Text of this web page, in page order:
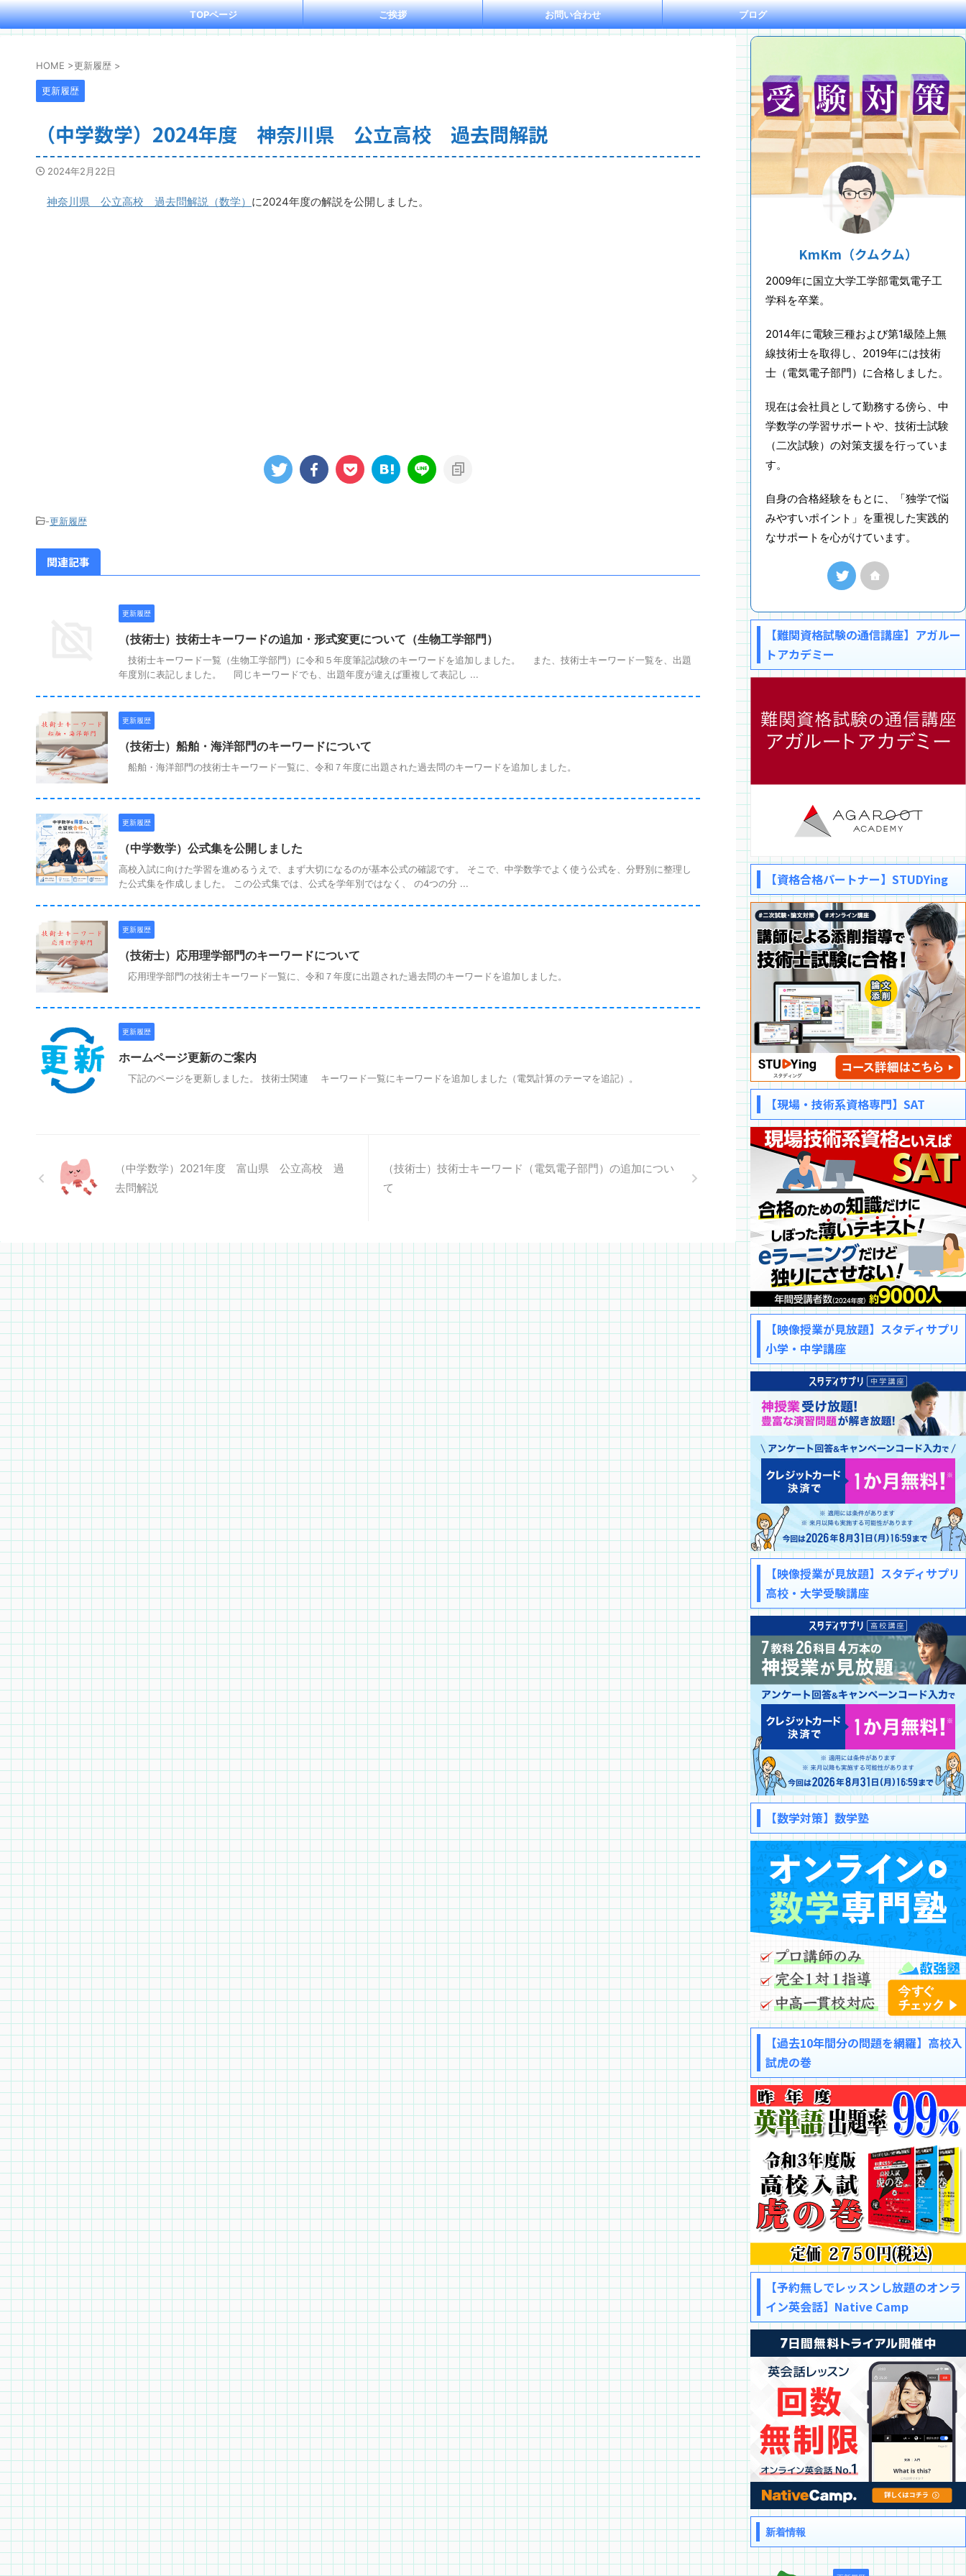
TOPページ ご挨拶 お問い合わせ ブログ
HOME >更新履歴 >
更新履歴
（中学数学）2024年度 神奈川県 公立高校 過去問解説
2024年2月22日
神奈川県 公立高校 過去問解説（数学） に2024年度の解説を公開しました。
-更新履歴
関連記事
更新履歴
（技術士）技術士キーワードの追加・形式変更について（生物工学部門）
技術士キーワード一覧（生物工学部門）に令和５年度筆記試験のキーワードを追加しました。 また、技術士キーワード一覧を、出題
年度別に表記しました。 同じキーワードでも、出題年度が違えば重複して表記し ...
更新履歴
（技術士）船舶・海洋部門のキーワードについて
船舶・海洋部門の技術士キーワード一覧に、令和７年度に出題された過去問のキーワードを追加しました。
更新履歴
（中学数学）公式集を公開しました
高校入試に向けた学習を進めるうえで、まず大切になるのが基本公式の確認です。 そこで、中学数学でよく使う公式を、分野別に整理し
た公式集を作成しました。 この公式集では、公式を学年別ではなく、 の4つの分 ...
更新履歴
（技術士）応用理学部門のキーワードについて
応用理学部門の技術士キーワード一覧に、令和７年度に出題された過去問のキーワードを追加しました。
更新履歴
ホームページ更新のご案内
下記のページを更新しました。 技術士関連 キーワード一覧にキーワードを追加しました（電気計算のテーマを追記）。
（中学数学）2021年度 富山県 公立高校 過
去問解説
（技術士）技術士キーワード（電気電子部門）の追加につい
て
KmKm（クムクム）
2009年に国立大学工学部電気電子工
学科を卒業。
2014年に電験三種および第1級陸上無
線技術士を取得し、2019年には技術
士（電気電子部門）に合格しました。
現在は会社員として勤務する傍ら、中
学数学の学習サポートや、技術士試験
（二次試験）の対策支援を行っていま
す。
自身の合格経験をもとに、「独学で悩
みやすいポイント」を重視した実践的
なサポートを心がけています。
【難関資格試験の通信講座】アガルー
トアカデミー
【資格合格パートナー】STUDYing
【現場・技術系資格専門】SAT
【映像授業が見放題】スタディサプリ
小学・中学講座
【映像授業が見放題】スタディサプリ
高校・大学受験講座
【数学対策】数学塾
【過去10年間分の問題を網羅】高校入
試虎の巻
【予約無しでレッスンし放題のオンラ
イン英会話】Native Camp
新着情報